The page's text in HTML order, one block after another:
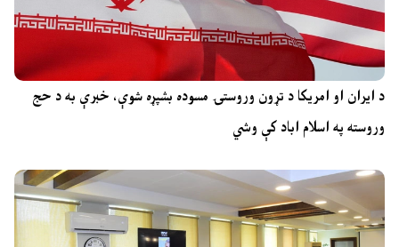
د ایران او امریکا د تړون وروستۍ مسوده بشپړه شوې، خبرې به د حج
وروسته په اسلام اباد کې وشي